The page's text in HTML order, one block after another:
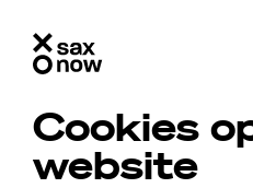
Cookies
website